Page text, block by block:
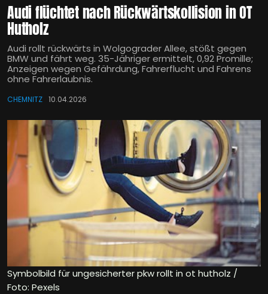
Audi flüchtet nach Rückwärtskollision in OT
Hutholz
Audi rollt rückwärts in Wolgograder Allee, stößt gegen
BMW und fährt weg. 35-Jähriger ermittelt, 0,92 Promille;
Anzeigen wegen Gefährdung, Fahrerflucht und Fahrens
ohne Fahrerlaubnis.
CHEMNITZ 10.04.2026
Symbolbild für ungesicherter pkw rollt in ot hutholz /
Foto: Pexels